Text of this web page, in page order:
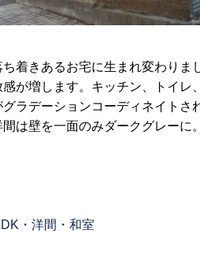
着きあるお宅に生まれ変わりま
が増します。キッチン、トイレ
ラデーションコーディネイトさ
は壁を一面のみダークグレーに
・洋間・和室